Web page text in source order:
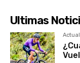
Ultimas